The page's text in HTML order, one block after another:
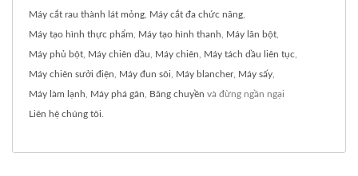
Máy cắt rau thành lát mỏng Máy cắt đa chức năng
Máy tạo hình thực phẩm Máy tạo hình thanh Máy lăn bột
Máy phủ bột Máy chiên dầu Máy chiên Máy tách dầu liên tục
Máy chiên sưởi điện Máy đun sôi Máy blancher, Máy sấy
Máy làm lạnh Máy phá gân Băng chuyền và đừng ngần ngại
Liên hệ chúng tôi